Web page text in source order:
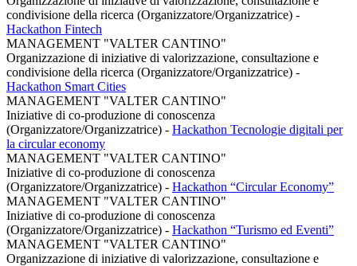
condivisione della ricerca (Organizzatore/Organizzatrice) -
Hackathon Fintech
MANAGEMENT "VALTER CANTINO"
Organizzazione di iniziative di valorizzazione, consultazione e
condivisione della ricerca (Organizzatore/Organizzatrice) -
Hackathon Smart Cities
MANAGEMENT "VALTER CANTINO"
Iniziative di co-produzione di conoscenza
(Organizzatore/Organizzatrice) - Hackathon Tecnologie digitali per
la circular economy
MANAGEMENT "VALTER CANTINO"
Iniziative di co-produzione di conoscenza
(Organizzatore/Organizzatrice) - Hackathon “Circular Economy”
MANAGEMENT "VALTER CANTINO"
Iniziative di co-produzione di conoscenza
(Organizzatore/Organizzatrice) - Hackathon “Turismo ed Eventi”
MANAGEMENT "VALTER CANTINO"
Organizzazione di iniziative di valorizzazione, consultazione e